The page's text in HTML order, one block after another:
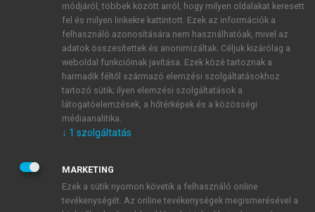
ÚJ FIÓK LÉTREHOZÁSA
1 óra díjmentes hozzáférés
E-MAIL-CÍM
JELSZÓ
módjáról, többek között arról, hogy milyen oldalakat keresett
fel és milyen linkekre kattintott. Ezek az információk a
felhasználó azonosítására nem használhatóak, mivel az
adatok összesítettek és anonimizáltak. Céljuk kizárólag a
weboldal funkcióinak javítása. Ezek közé tartoznak a
harmadik féltől származó elemzési szolgáltatásokhoz
tartozó sütik; ilyen elemzési szolgáltatások a
látogatóelemzések, a hőtérképek és a közösségi
médiaanalitika.
↓ 1 szolgáltatás
MARKETING
Ezek a sütik nyomon követik a felhasználó online
tevékenységét. Az online tevékenységek megismerésével a